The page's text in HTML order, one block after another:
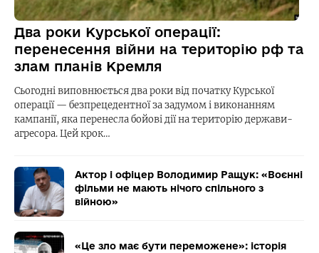
Два роки Курської операції:
перенесення війни на територію рф та
злам планів Кремля
Сьогодні виповнюється два роки від початку Курської
операції — безпрецедентної за задумом і виконанням
кампанії, яка перенесла бойові дії на територію держави-
агресора. Цей крок…
Актор і офіцер Володимир Ращук: «Воєнні
фільми не мають нічого спільного з
війною»
«Це зло має бути переможене»: історія